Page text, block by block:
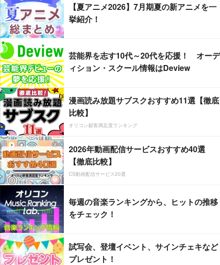
【夏アニメ2026】7月期夏の新アニメを一
挙紹介！
芸能界を志す10代～20代を応援！ オーデ
ィション・スクール情報はDeview
漫画読み放題サブスクおすすめ11選【徹底
比較】
オリコン顧客満足度ランキング
2026年動画配信サービスおすすめ40選
【徹底比較】
CS動画配信サービス20選
毎週の音楽ランキングから、ヒットの推移
をチェック！
試写会、登壇イベント、サインチェキなど
プレゼント！